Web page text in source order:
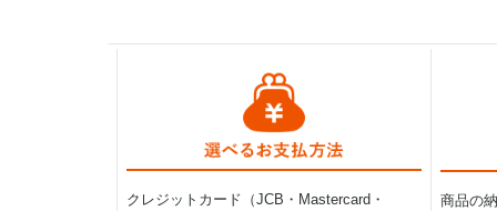
クレジットカード（JCB・Mastercard・
商品の